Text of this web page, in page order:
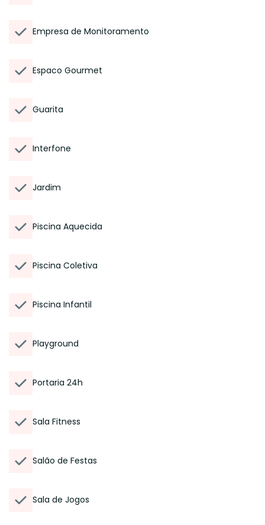
Empresa de Monitoramento
Espaco Gourmet
Guarita
Interfone
Jardim
Piscina Aquecida
Piscina Coletiva
Piscina Infantil
Playground
Portaria 24h
Sala Fitness
Salão de Festas
Sala de Jogos